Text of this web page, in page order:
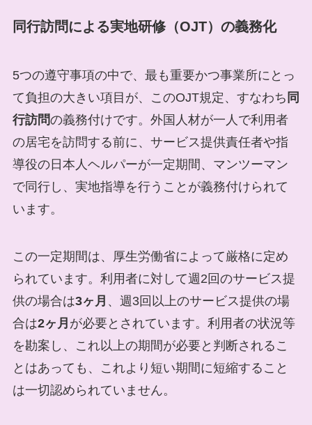
同行訪問による実地研修（OJT）の義務化
5つの遵守事項の中で、最も重要かつ事業所にとっ
て負担の大きい項目が、このOJT規定、すなわち 同
行訪問の義務付けです。外国人材が一人で利用者
の居宅を訪問する前に、サービス提供責任者や指
導役の日本人ヘルパーが一定期間、マンツーマン
で同行し、実地指導を行うことが義務付けられて
います。
この一定期間は、厚生労働省によって厳格に定め
られています。利用者に対して週2回のサービス提
供の場合は3ヶ月 、週3回以上のサービス提供の場
合は2ヶ月 が必要とされています。利用者の状況等
を勘案し、これ以上の期間が必要と判断されるこ
とはあっても、これより短い期間に短縮すること
は一切認められていません。